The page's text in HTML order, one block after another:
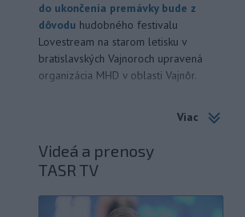
do ukončenia premávky bude z
dôvodu hudobného festivalu
Lovestream na starom letisku v
bratislavských Vajnoroch upravená
organizácia MHD v oblasti Vajnôr.
Haraslín môže v najbližšom období
stredopoliara Sparty Praha sa podľa
portálu isport.cz zaujíma
Viac
Videá a prenosy
TASR TV